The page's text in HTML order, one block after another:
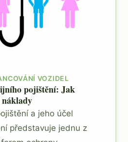
VOZIDEL
pojištění: Jak
a jeho účel
představuje jednu z